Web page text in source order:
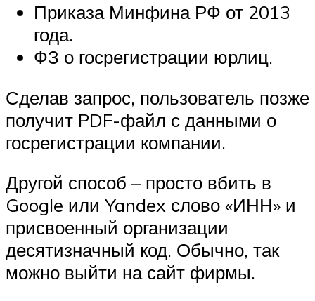
Приказа Минфина РФ от 2013
года.
ФЗ о госрегистрации юрлиц.
Сделав запрос, пользователь позже
получит PDF-файл с данными о
госрегистрации компании.
Другой способ – просто вбить в
Google или Yandex слово «ИНН» и
присвоенный организации
десятизначный код. Обычно, так
можно выйти на сайт фирмы.